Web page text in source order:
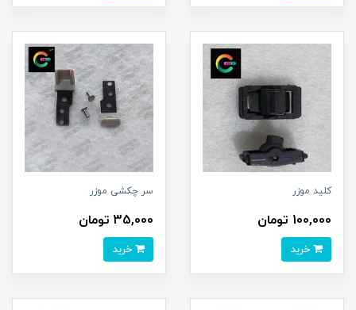
کلید موزر
100,000 تومان
سر چکشی موزر
35,000 تومان